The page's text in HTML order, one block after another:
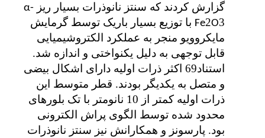
گزارش کردند که سنتز نانوذرات بسیار ریزα-
Fe2O
3 با توزیع بسیار باریک توسط گرمایش
مایکروویو منجر به عملکرد الکتروشیمیایی
قابل توجهی به دلیل یکنواختی و اندازه شد.
استناد69 اکثر ذرات اولیه دارای اشکال بیضی
و متصل به یکدیگر بودند. قطر متوسط این
ذرات اولیه کمتر از 10 نانومتر با تک بلورهای
محدود شده توسط الگوی پراش الکترونی
بود. پارسونز و همکارانش نیز سنتز نانوذرات